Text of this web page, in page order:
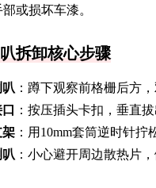
或损坏车漆。
拆卸核心步骤
：蹲下观察前格栅后方
：按压插头卡扣，垂直
架 ：用10mm套筒逆时针
：小心避开周边散热片